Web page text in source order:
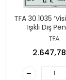
TFA 30.1035
Işıklı Dış
TFA